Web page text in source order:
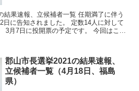
結果速報、立候補者一覧 任期満了に伴う
日に告知されました。 定数14人に対して
3月7日に投開票の予定です。 今回はこの
郡山市長選挙2021の結果速報、
立候補者一覧（4月18日、福島
県）